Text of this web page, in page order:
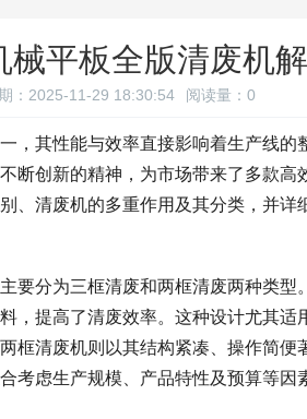
械平板全版清废机
：2025-11-29 18:30:54 阅读量： 0
，其性能与效率直接影响着生产线的
断创新的精神，为市场带来了多款高
、清废机的多重作用及其分类，并详
要分为三框清废和两框清废两种类型
，提高了清废效率。这种设计尤其适
框清废机则以其结构紧凑、操作简便
考虑生产规模、产品特性及预算等因